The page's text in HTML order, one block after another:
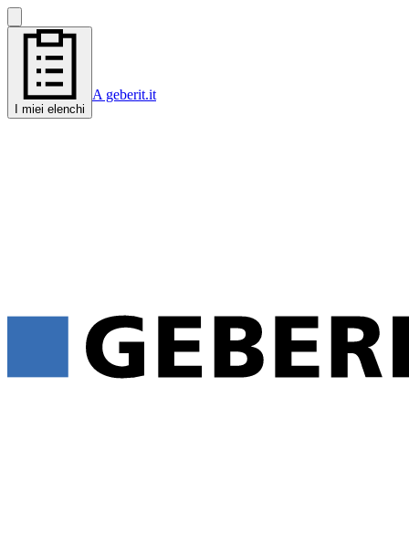
I miei elenchi
A geberit.it